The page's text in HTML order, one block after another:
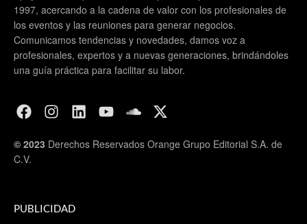
1997, acercando a la cadena de valor con los profesionales de
los eventos y las reuniones para generar negocios.
Comunicamos tendencias y novedades, damos voz a
profesionales, expertos y a nuevas generaciones, brindándoles
una guía práctica para facilitar su labor.
© 2023 Derechos Reservados Orange Grupo Editorial S.A. de
C.V.
PUBLICIDAD